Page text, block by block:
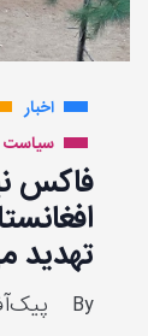
اخبار
سیاست
فاکس
تهدید
By